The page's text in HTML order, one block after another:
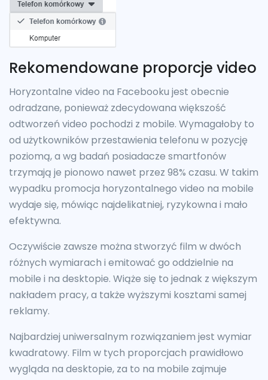
Rekomendowane proporcje video
Horyzontalne video na Facebooku jest obecnie
odradzane, ponieważ zdecydowana większość
odtworzeń video pochodzi z mobile. Wymagałoby to
od użytkowników przestawienia telefonu w pozycję
poziomą, a wg badań posiadacze smartfonów
trzymają je pionowo nawet przez 98% czasu. W takim
wypadku promocja horyzontalnego video na mobile
wydaje się, mówiąc najdelikatniej, ryzykowna i mało
efektywna.
Oczywiście zawsze można stworzyć film w dwóch
różnych wymiarach i emitować go oddzielnie na
mobile i na desktopie. Wiąże się to jednak z większym
nakładem pracy, a także wyższymi kosztami samej
reklamy.
Najbardziej uniwersalnym rozwiązaniem jest wymiar
kwadratowy. Film w tych proporcjach prawidłowo
wygląda na desktopie, za to na mobile zajmuje